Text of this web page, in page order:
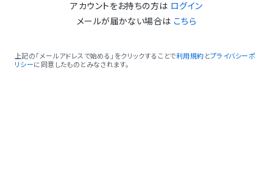
アカウントをお持ちの方は ログイン
メールが届かない場合は こちら
上記の「メールアドレスで始める」をクリックすることで利用規約 とプライバシーポ
リシーに同意したものとみなされます。